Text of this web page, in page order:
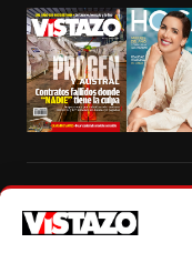
autorización escrita de su